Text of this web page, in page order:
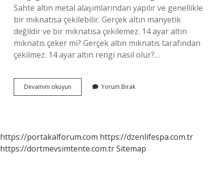
Sahte altın metal alaşımlarından yapılır ve genellikle
bir mıknatısa çekilebilir. Gerçek altın manyetik
değildir ve bir mıknatısa çekilemez. 14 ayar altın
mıknatıs çeker mi? Gerçek altın mıknatıs tarafından
çekilmez. 14 ayar altın rengi nasıl olur?…
Devamını okuyun
14
Yorum Bırak
https://portakalforum.com https://dzenlifespa.com.tr
https://dortmevsimtente.com.trSitemap